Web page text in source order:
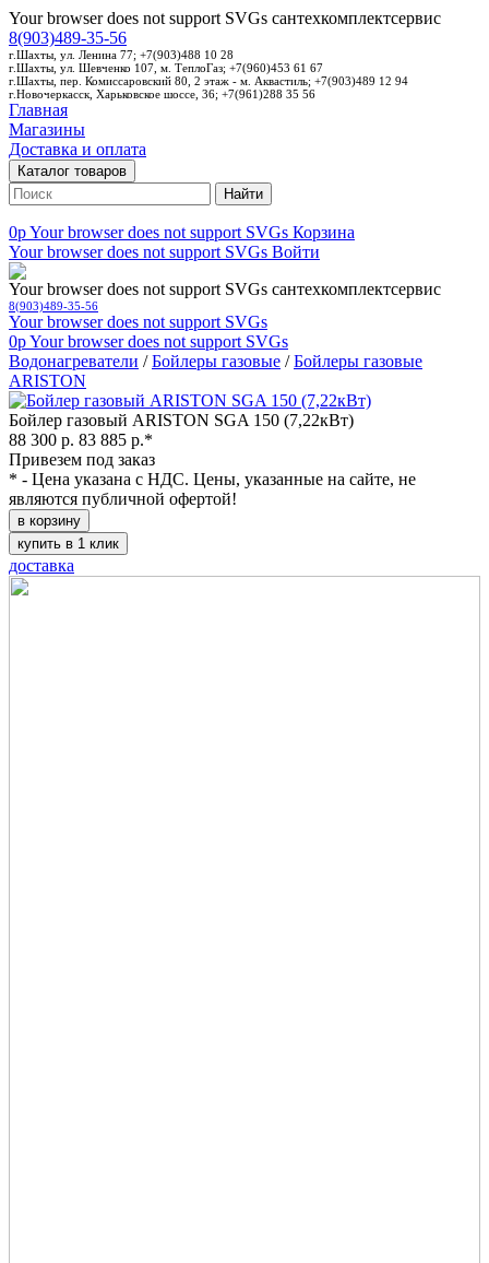
Your browser does not support SVGs сантехкомплектсервис
8(903)489-35-56
г.Шахты, ул. Ленина 77; +7(903)488 10 28
г.Шахты, ул. Шевченко 107, м. ТеплоГаз; +7(960)453 61 67
г.Шахты, пер. Комиссаровский 80, 2 этаж - м. Аквастиль; +7(903)489 12 94
г.Новочеркасск, Харьковское шоссе, 36; +7(961)288 35 56
Главная
Магазины
Доставка и оплата
Каталог товаров
Найти
0pYour browser does not support SVGs Корзина
Your browser does not support SVGs Войти
Your browser does not support SVGs сантехкомплектсервис
8(903)489-35-56
Your browser does not support SVGs
0pYour browser does not support SVGs
Водонагреватели /Бойлеры газовые /Бойлеры газовые
ARISTON
Бойлер газовый ARISTON SGA 150 (7,22кВт)
88 300 р. 83 885 р.*
Привезем под заказ
* - Цена указана с НДС. Цены, указанные на сайте, не
являются публичной офертой!
в корзину
купить в 1 клик
доставка